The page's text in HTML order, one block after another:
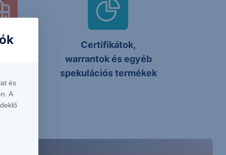
és
Certifikátok,
warrantok és egyéb
spekulációs termékek
és
A